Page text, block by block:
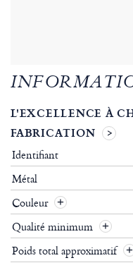
L'EXCELLENCE À
FABRICATION
Identifiant
Métal
Couleur
Qualité minimum
Poids total approximatif